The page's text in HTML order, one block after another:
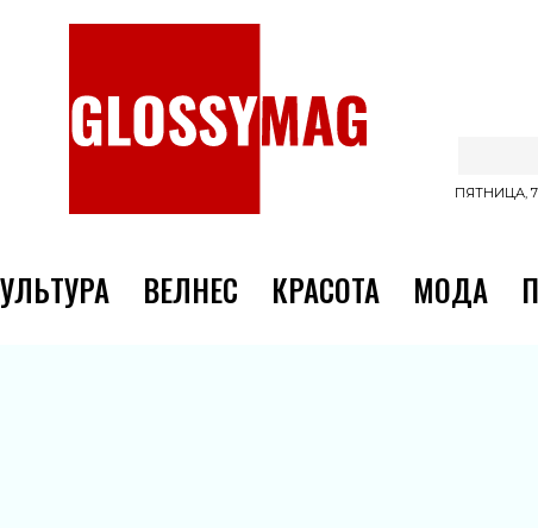
ПЯТНИЦА, 7
ВЕЛНЕС КРАСОТА МОДА